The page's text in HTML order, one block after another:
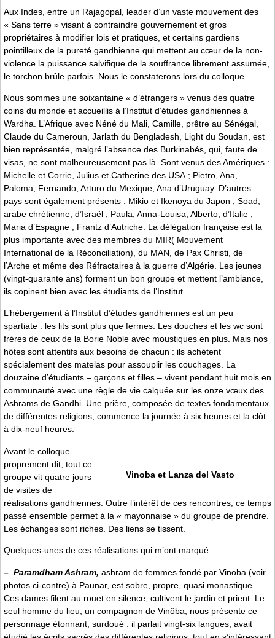
Aux Indes, entre un Rajagopal, leader d’un vaste mouvement des
« Sans terre » visant à contraindre gouvernement et gros
propriétaires à modifier lois et pratiques, et certains gardiens
pointilleux de la pureté gandhienne qui mettent au cœur de la non-
violence la puissance salvifique de la souffrance librement assumée,
le torchon brûle parfois. Nous le constaterons lors du colloque.
Nous sommes une soixantaine « d’étrangers » venus des quatre
coins du monde et accueillis à l’Institut d’études gandhiennes à
Wardha. L’Afrique avec Néné du Mali, Camille, prêtre au Sénégal,
Claude du Cameroun, Jarlath du Bengladesh, Light du Soudan, est
bien représentée, malgré l’absence des Burkinabés, qui, faute de
visas, ne sont malheureusement pas là. Sont venus des Amériques :
Michelle et Corrie, Julius et Catherine des USA ; Pietro, Ana,
Paloma, Fernando, Arturo du Mexique, Ana d’Uruguay. D’autres
pays sont également présents : Mikio et Ikenoya du Japon ; Soad,
arabe chrétienne, d’Israël ; Paula, Anna-Louisa, Alberto, d’Italie ;
Maria d’Espagne ; Frantz d’Autriche. La délégation française est la
plus importante avec des membres du MIR( Mouvement
International de la Réconciliation), du MAN, de Pax Christi, de
l’Arche et même des Réfractaires à la guerre d’Algérie. Les jeunes
(vingt-quarante ans) forment un bon groupe et mettent l’ambiance,
ils copinent bien avec les étudiants de l’Institut.
L’hébergement à l’Institut d’études gandhiennes est un peu
spartiate : les lits sont plus que fermes. Les douches et les wc sont
frères de ceux de la Borie Noble avec moustiques en plus. Mais nos
hôtes sont attentifs aux besoins de chacun : ils achètent
spécialement des matelas pour assouplir les couchages. La
douzaine d’étudiants – garçons et filles – vivent pendant huit mois en
communauté avec une règle de vie calquée sur les onze vœux des
Ashrams de Gandhi. Une prière, composée de textes fondamentaux
de différentes religions, commence la journée à six heures et la clôt
à dix-neuf heures.
Vinoba et Lanza del Vasto
Avant le colloque
proprement dit, tout ce
groupe vit quatre jours
de visites de
réalisations gandhiennes. Outre l’intérêt de ces rencontres, ce temps
passé ensemble permet à la « mayonnaise » du groupe de prendre.
Les échanges sont riches. Des liens se tissent.
Quelques-unes de ces réalisations qui m’ont marqué :
– Paramdham Ashram, ashram de femmes fondé par Vinoba (voir
photos ci-contre) à Paunar, est sobre, propre, quasi monastique.
Ces dames filent au rouet en silence, cultivent le jardin et prient. Le
seul homme du lieu, un compagnon de Vinôba, nous présente ce
personnage étonnant, surdoué : il parlait vingt-six langues, avait